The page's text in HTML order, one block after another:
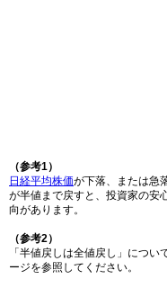
（参考1）
日経平均株価が下落、または急
が半値まで戻すと、投資家の安
向があります。
（参考2）
「半値戻しは全値戻し」につい
ージを参照してください。